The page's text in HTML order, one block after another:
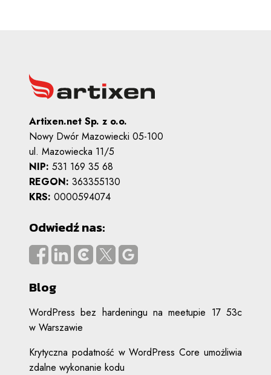
Artixen.net Sp. z o.o.
Nowy Dwór Mazowiecki 05-100
ul. Mazowiecka 11/5
NIP: 531 169 35 68
REGON: 363355130
KRS: 0000594074
Odwiedź nas:
Blog
WordPress bez hardeningu na meetupie 17 53c
w Warszawie
Krytyczna podatność w WordPress Core umożliwia
zdalne wykonanie kodu